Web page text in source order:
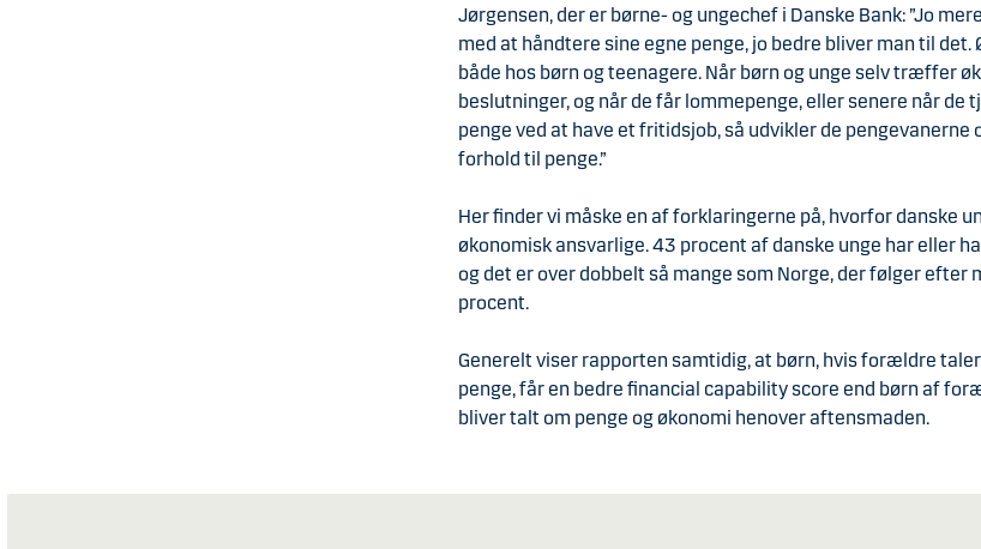
Jørgensen, der er børne- og ungechef i Danske Bank: ”Jo
med at håndtere sine egne penge, jo bedre bliver man til
både hos børn og teenagere. Når børn og unge selv træffer
beslutninger, og når de får lommepenge, eller senere når de
penge ved at have et fritidsjob, så udvikler de pengevanerne
forhold til penge.”
Her finder vi måske en af forklaringerne på, hvorfor danske
økonomisk ansvarlige. 43 procent af danske unge har eller
og det er over dobbelt så mange som Norge, der følger efter
procent.
Generelt viser rapporten samtidig, at børn, hvis forældre
penge, får en bedre financial capability score end børn af
bliver talt om penge og økonomi henover aftensmaden.